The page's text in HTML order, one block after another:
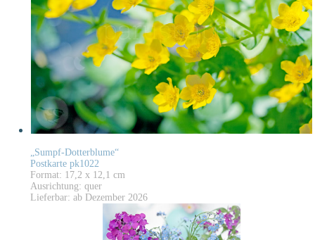
„Sumpf-Dotterblume“
Postkarte pk1022
Format: 17,2 x 12,1 cm
Ausrichtung: quer
Lieferbar: ab Dezember 2026